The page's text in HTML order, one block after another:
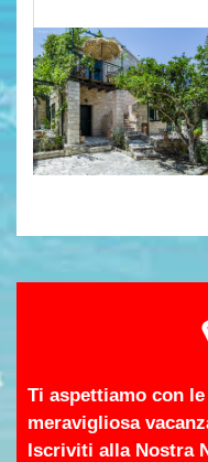
Ti aspettiamo con
meravigliosa
Iscriviti alla Nostra